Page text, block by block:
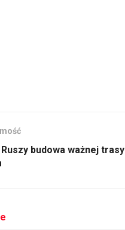
budowa ważnej trasy